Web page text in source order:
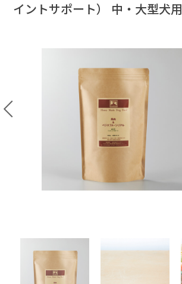
イントサポート） 中・大型犬用